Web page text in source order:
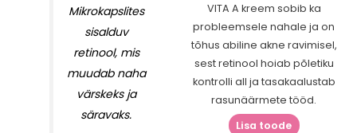
Mikrokapslites
sisalduv
retinool, mis
muudab naha
värskeks ja
säravaks.
VITA A kreem sobib ka
probleemsele nahale ja on
tõhus abiline akne ravimisel,
sest retinool hoiab põletiku
kontrolli all ja tasakaalustab
rasunäärmete tööd.
Lisa toode